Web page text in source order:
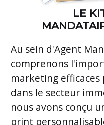
LE
Au sein d'Agent
comprenons
marketing
dans le secteur
nous avons conçu
print